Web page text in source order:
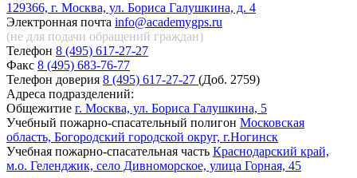
129366, г. Москва, ул. Бориса Галушкина, д. 4
Электронная почта info@academygps.ru
(не для подачи обращений граждан)
Телефон 8 (495) 617-27-27
Факс 8 (495) 683-76-77
Телефон доверия 8 (495) 617-27-27 (Доб. 2759)
Адреса подразделений:
Общежитие г. Москва, ул. Бориса Галушкина, 5
Учебный пожарно-спасательный полигон Московская
область, Богородский городской округ, г.Ногинск
Учебная пожарно-спасательная часть Краснодарский край,
м.о. Геленджик, село Дивноморское, улица Горная, 45